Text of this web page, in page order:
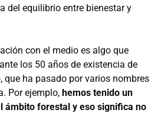
del equilibrio entre bienestar y
con el medio es algo que
los 50 años de existencia de
que ha pasado por varios nombres
Por ejemplo, hemos tenido un
ámbito forestal y eso significa no